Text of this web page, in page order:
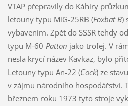
VTAP přepravily do Káhiry
letouny typu MiG-25RB (Foxbat B)
vybavením. Zpět do SSSR tehdy
typu M-60 Patton jako trofej. V
nesla krycí název Kavkaz, bylo
Letouny typu An-22 (Cock) ze
v zájmu národního hospodářství.
březnem roku 1973 tyto stroje